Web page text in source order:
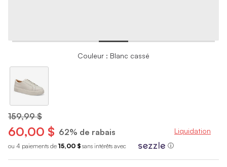
Couleur : Blanc cassé
159,99 $
60,00 $ 62% de rabais Liquidation
ou 4 paiements de 15,00 $ sans intérêts avec ⓘ